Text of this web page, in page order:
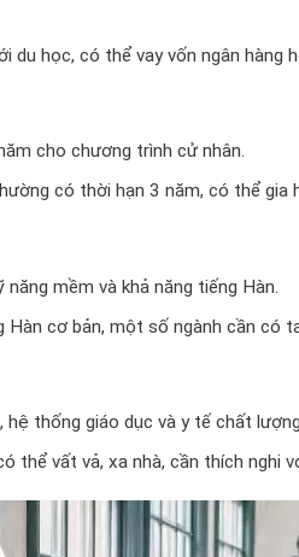
du học, có thể vay vốn ngân hàng
cho chương trình cử nhân.
có thời hạn 3 năm, có thể gia
mềm và khả năng tiếng Hàn.
Hàn cơ bản, một số ngành cần có
thống giáo dục và y tế chất
thể vất vả, xa nhà, cần thích nghi